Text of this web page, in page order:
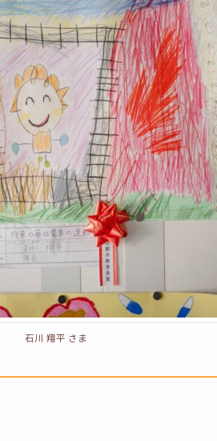
石川 翔平 さま